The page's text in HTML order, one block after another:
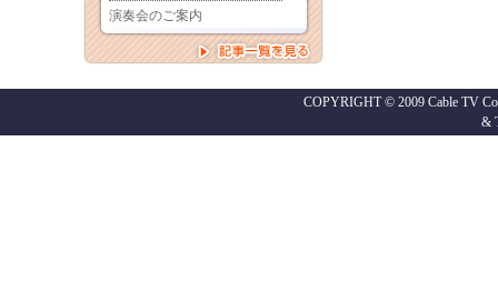
COPYRIGHT © 2009 Cable TV
&